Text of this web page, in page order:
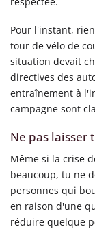
Pour l'instant,
tour de vélo de
situation devait
directives des
entraînement à
campagne sont
Ne pas
Même si la crise
beaucoup, tu ne
personnes qui
en raison d'une
réduire quelque